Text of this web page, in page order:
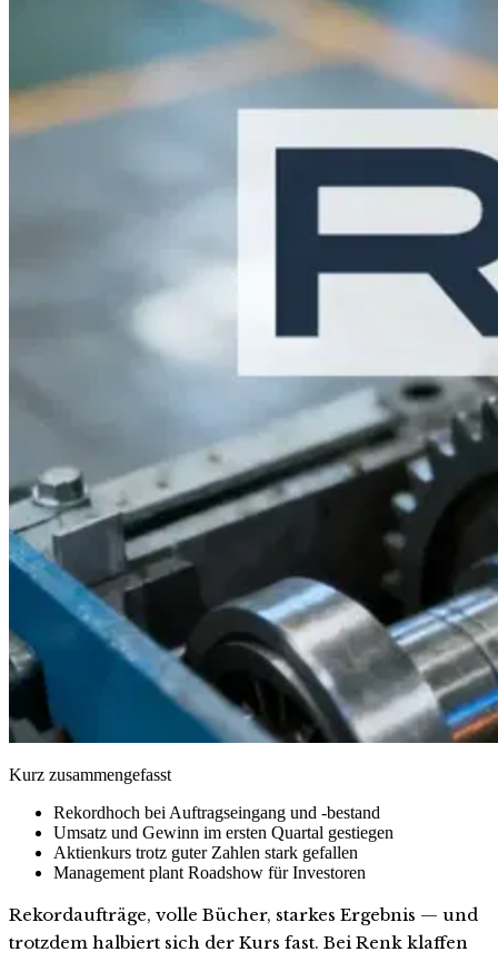
Kurz zusammengefasst
Rekordhoch bei Auftragseingang und -bestand
Umsatz und Gewinn im ersten Quartal gestiegen
Aktienkurs trotz guter Zahlen stark gefallen
Management plant Roadshow für Investoren
Rekordaufträge, volle Bücher, starkes Ergebnis — und
trotzdem halbiert sich der Kurs fast. Bei Renk klaffen